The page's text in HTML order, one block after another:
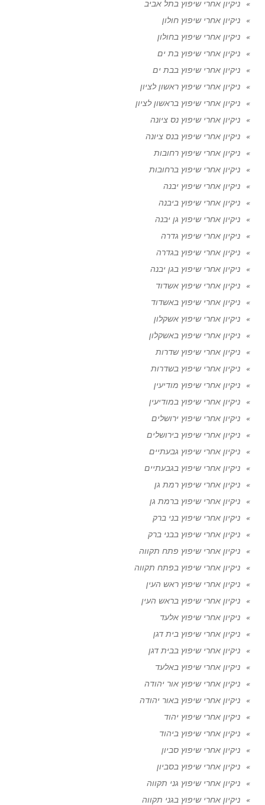
ניקיון אחרי שיפוץ בתל אביב
ניקיון אחרי שיפוץ חולון
ניקיון אחרי שיפוץ בחולון
ניקיון אחרי שיפוץ בת ים
ניקיון אחרי שיפוץ בבת ים
ניקיון אחרי שיפוץ ראשון לציון
ניקיון אחרי שיפוץ בראשון לציון
ניקיון אחרי שיפוץ נס ציונה
ניקיון אחרי שיפוץ בנס ציונה
ניקיון אחרי שיפוץ רחובות
ניקיון אחרי שיפוץ ברחובות
ניקיון אחרי שיפוץ יבנה
ניקיון אחרי שיפוץ ביבנה
ניקיון אחרי שיפוץ גן יבנה
ניקיון אחרי שיפוץ גדרה
ניקיון אחרי שיפוץ בגדרה
ניקיון אחרי שיפוץ בגן יבנה
ניקיון אחרי שיפוץ אשדוד
ניקיון אחרי שיפוץ באשדוד
ניקיון אחרי שיפוץ אשקלון
ניקיון אחרי שיפוץ באשקלון
ניקיון אחרי שיפוץ שדרות
ניקיון אחרי שיפוץ בשדרות
ניקיון אחרי שיפוץ מודיעין
ניקיון אחרי שיפוץ במודיעין
ניקיון אחרי שיפוץ ירושלים
ניקיון אחרי שיפוץ בירושלים
ניקיון אחרי שיפוץ גבעתיים
ניקיון אחרי שיפוץ בגבעתיים
ניקיון אחרי שיפוץ רמת גן
ניקיון אחרי שיפוץ ברמת גן
ניקיון אחרי שיפוץ בני ברק
ניקיון אחרי שיפוץ בבני ברק
ניקיון אחרי שיפוץ פתח תקווה
ניקיון אחרי שיפוץ בפתח תקווה
ניקיון אחרי שיפוץ ראש העין
ניקיון אחרי שיפוץ בראש העין
ניקיון אחרי שיפוץ אלעד
ניקיון אחרי שיפוץ בית דגן
ניקיון אחרי שיפוץ בבית דגן
ניקיון אחרי שיפוץ באלעד
ניקיון אחרי שיפוץ אור יהודה
ניקיון אחרי שיפוץ באור יהודה
ניקיון אחרי שיפוץ יהוד
ניקיון אחרי שיפוץ ביהוד
ניקיון אחרי שיפוץ סביון
ניקיון אחרי שיפוץ בסביון
ניקיון אחרי שיפוץ גני תקווה
ניקיון אחרי שיפוץ בגני תקווה